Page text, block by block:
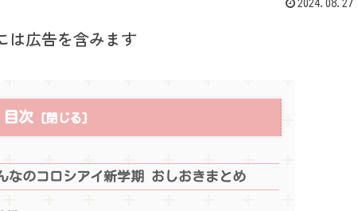
2024.08.27
は広告を含みます
目次
なのコロシアイ新学期 おしおきまとめ